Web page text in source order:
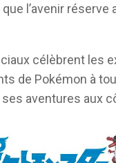
l’avenir réserve
célèbrent les
de Pokémon à
aventures aux